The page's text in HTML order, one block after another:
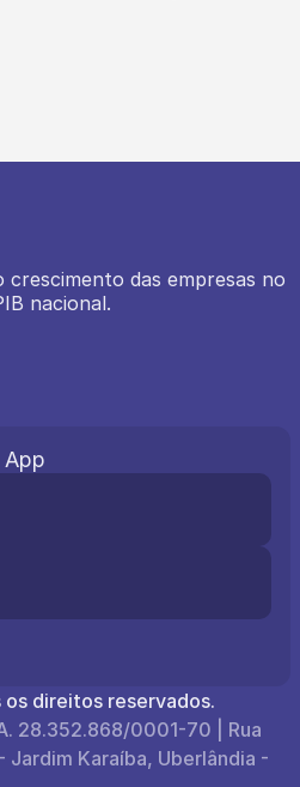
crescimento das empresas no
nacional.
direitos reservados.
28.352.868/0001-70 | Rua
Jardim Karaíba, Uberlândia -